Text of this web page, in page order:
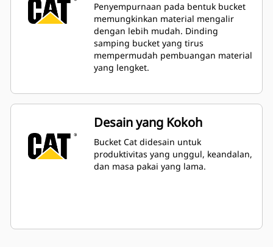
Penyempurnaan pada bentuk bucket
memungkinkan material mengalir
dengan lebih mudah. Dinding
samping bucket yang tirus
mempermudah pembuangan material
yang lengket.
Desain yang Kokoh
Bucket Cat didesain untuk
produktivitas yang unggul, keandalan,
dan masa pakai yang lama.